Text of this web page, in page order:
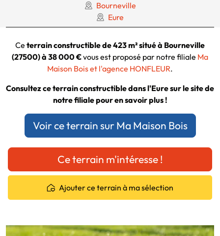
Bourneville
Eure
Ce terrain constructible de 423 m² situé à Bourneville
(27500) à 38 000 €vous est proposé par notre filiale Ma
Maison Bois et l'agence HONFLEUR.
Consultez ce terrain constructible dans l'Eure sur le site de
notre filiale pour en savoir plus !
Voir ce terrain sur Ma Maison Bois
Ce terrain m'intéresse !
Ajouter ce terrain à ma sélection